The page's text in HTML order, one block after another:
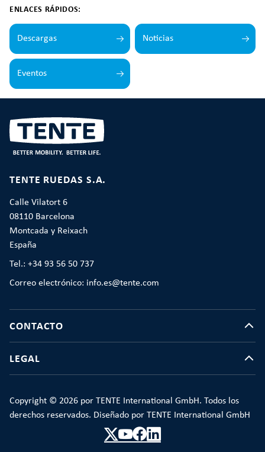
ENLACES RÁPIDOS:
Descargas Noticias
Eventos
TENTE RUEDAS S.A.
Calle Vilatort 6
08110 Barcelona
Montcada y Reixach
España
Tel.: +34 93 56 50 737
Correo electrónico: info.es@tente.com
CONTACTO
LEGAL
Copyright © 2026 por TENTE International GmbH. Todos los
derechos reservados. Diseñado por TENTE International GmbH